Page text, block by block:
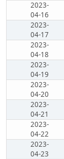
2023-
04-16
2023-
04-17
2023-
04-18
2023-
04-19
2023-
04-20
2023-
04-21
2023-
04-22
2023-
04-23